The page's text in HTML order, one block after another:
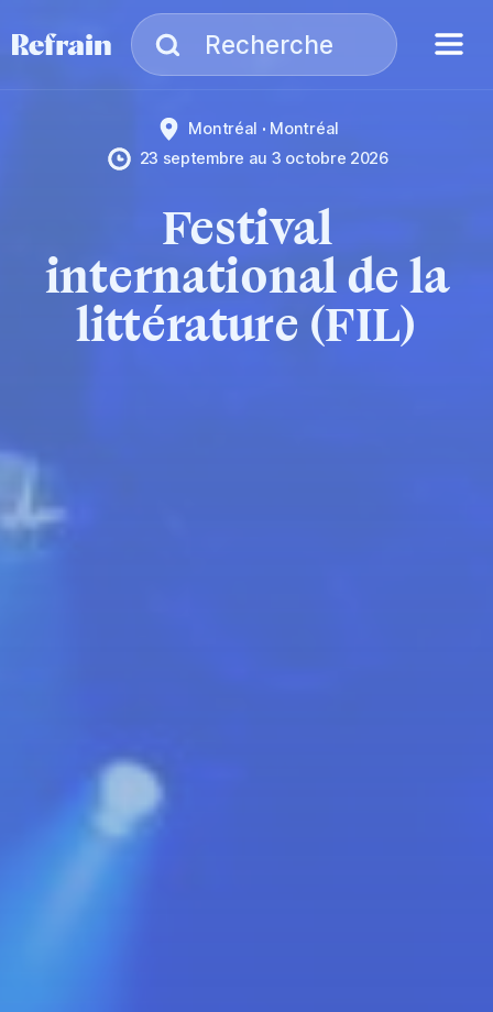
Recherche
Montréal
Montréal
23 septembre au 3 octobre 2026
Festival
international de la
littérature (FIL)